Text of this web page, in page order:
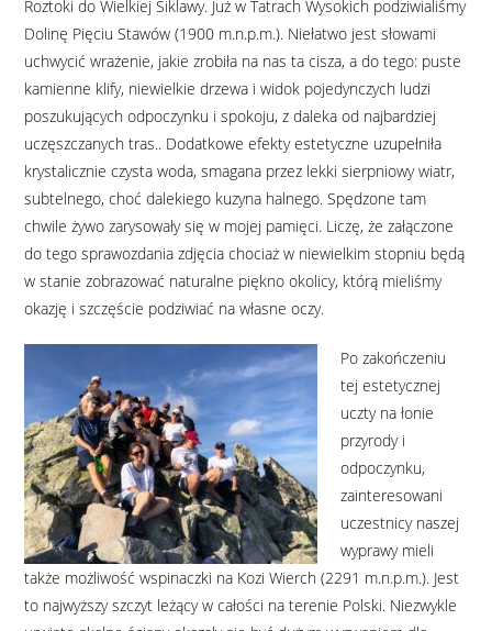
Roztoki do Wielkiej Siklawy. Już w Tatrach Wysokich podziwialiśmy
Dolinę Pięciu Stawów (1900 m.n.p.m.). Niełatwo jest słowami
uchwycić wrażenie, jakie zrobiła na nas ta cisza, a do tego: puste
kamienne klify, niewielkie drzewa i widok pojedynczych ludzi
poszukujących odpoczynku i spokoju, z daleka od najbardziej
uczęszczanych tras.. Dodatkowe efekty estetyczne uzupełniła
krystalicznie czysta woda, smagana przez lekki sierpniowy wiatr,
subtelnego, choć dalekiego kuzyna halnego. Spędzone tam
chwile żywo zarysowały się w mojej pamięci. Liczę, że załączone
do tego sprawozdania zdjęcia chociaż w niewielkim stopniu będą
w stanie zobrazować naturalne piękno okolicy, którą mieliśmy
okazję i szczęście podziwiać na własne oczy.
Po zakończeniu
tej estetycznej
uczty na łonie
przyrody i
odpoczynku,
zainteresowani
uczestnicy naszej
wyprawy mieli
także możliwość wspinaczki na Kozi Wierch (2291 m.n.p.m.). Jest
to najwyższy szczyt leżący w całości na terenie Polski. Niezwykle